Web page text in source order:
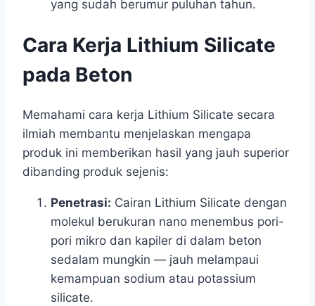
yang sudah berumur puluhan tahun.
Cara Kerja Lithium Silicate
pada Beton
Memahami cara kerja Lithium Silicate secara
ilmiah membantu menjelaskan mengapa
produk ini memberikan hasil yang jauh superior
dibanding produk sejenis:
Penetrasi: Cairan Lithium Silicate dengan
molekul berukuran nano menembus pori-
pori mikro dan kapiler di dalam beton
sedalam mungkin — jauh melampaui
kemampuan sodium atau potassium
silicate.